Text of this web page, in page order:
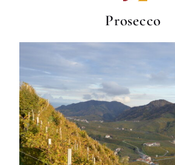
Prosecco